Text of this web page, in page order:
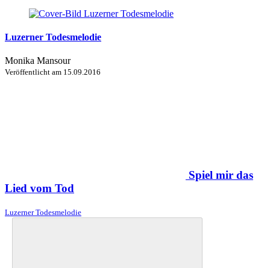
Luzerner Todesmelodie
Monika Mansour
Veröffentlicht am 15.09.2016
Spiel mir das
Lied vom Tod
Luzerner Todesmelodie